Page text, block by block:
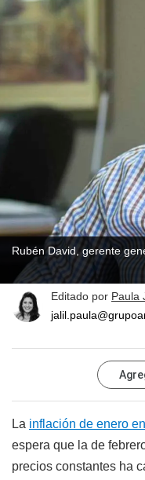
Rubén David, gerente
Editado por Paula
La inflación de enero
espera que la de
precios constantes ha